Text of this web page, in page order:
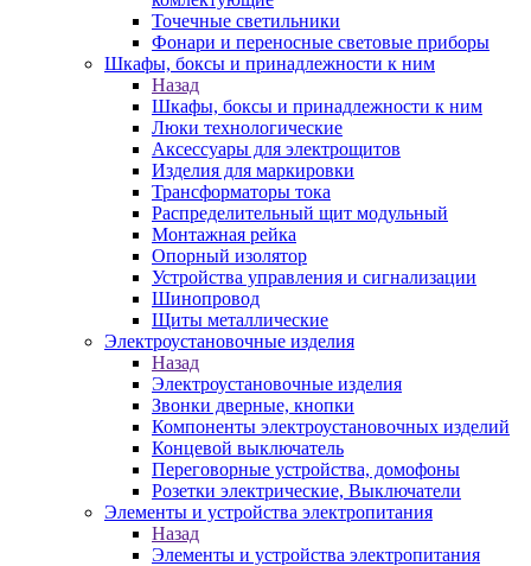
Точечные светильники
Фонари и переносные световые приборы
Шкафы, боксы и принадлежности к ним
Назад
Шкафы, боксы и принадлежности к ним
Люки технологические
Аксессуары для электрощитов
Изделия для маркировки
Трансформаторы тока
Распределительный щит модульный
Монтажная рейка
Опорный изолятор
Устройства управления и сигнализации
Шинопровод
Щиты металлические
Электроустановочные изделия
Назад
Электроустановочные изделия
Звонки дверные, кнопки
Компоненты электроустановочных изделий
Концевой выключатель
Переговорные устройства, домофоны
Розетки электрические, Выключатели
Элементы и устройства электропитания
Назад
Элементы и устройства электропитания